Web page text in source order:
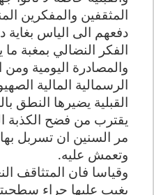
المثقفين والمفكرين
دفعهم الى الياس بغاية
الفكر النضالي بمغبة ما
والمصادرة اليومية
الرسمالية المالية
القبلية يضيرها النطق
يقترب من فضح الكذبة
مر السنين ان تسربل بها
وتعمش عليه.
وقياسا فان المتثاقف
يغيب عليها جراء